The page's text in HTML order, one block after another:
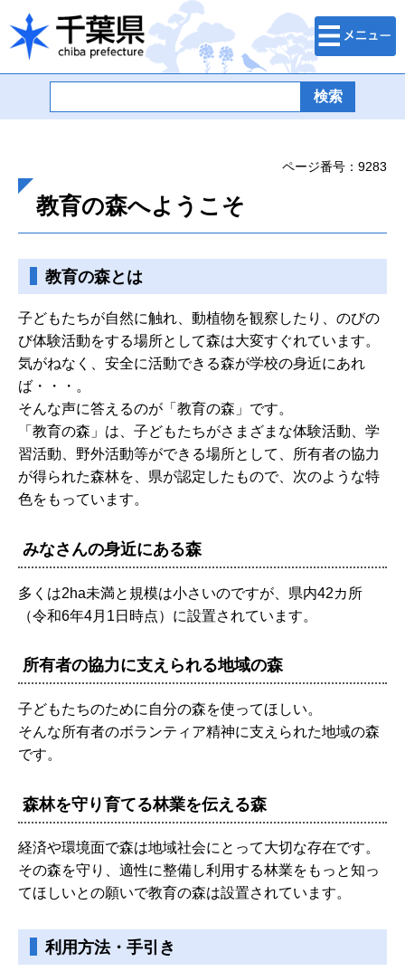
千葉県
検索・メニュ
ー
ページ番号：9283
教育の森へようこそ
教育の森とは
子どもたちが自然に触れ、動植物を観察したり、のびの
び体験活動をする場所として森は大変すぐれています。
気がねなく、安全に活動できる森が学校の身近にあれ
ば・・・。
そんな声に答えるのが「教育の森」です。
「教育の森」は、子どもたちがさまざまな体験活動、学
習活動、野外活動等ができる場所として、所有者の協力
が得られた森林を、県が認定したもので、次のような特
色をもっています。
みなさんの身近にある森
多くは2ha未満と規模は小さいのですが、県内42カ所
（令和6年4月1日時点）に設置されています。
所有者の協力に支えられる地域の森
子どもたちのために自分の森を使ってほしい。
そんな所有者のボランティア精神に支えられた地域の森
です。
森林を守り育てる林業を伝える森
経済や環境面で森は地域社会にとって大切な存在です。
その森を守り、適性に整備し利用する林業をもっと知っ
てほしいとの願いで教育の森は設置されています。
利用方法・手引き